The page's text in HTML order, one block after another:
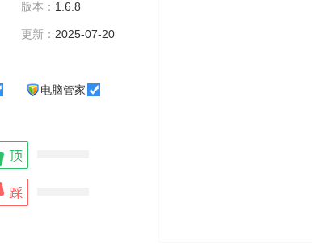
版本： 1.6.8
更新： 2025-07-20
电脑管家